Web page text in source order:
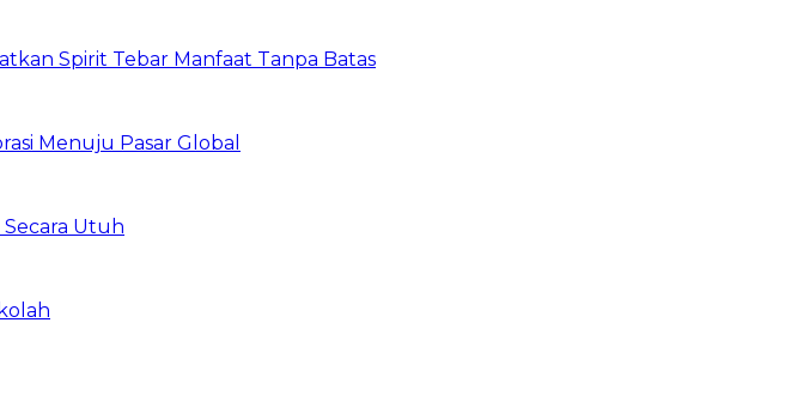
Spirit Tebar Manfaat Tanpa Batas
Menuju Pasar Global
Utuh